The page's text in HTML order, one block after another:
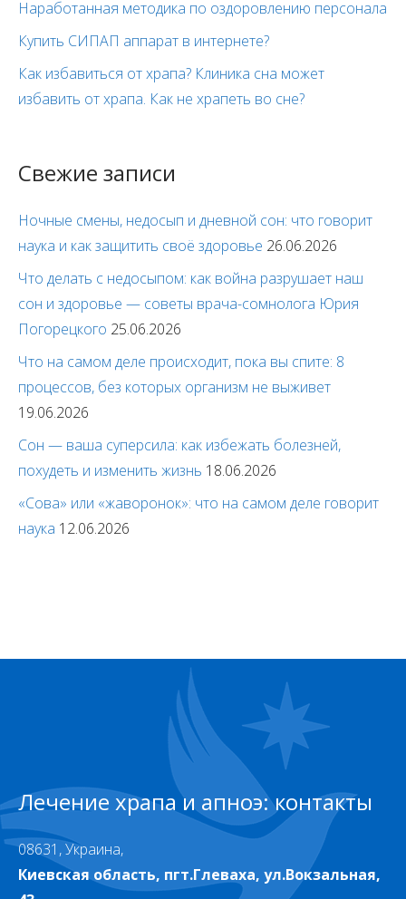
Наработанная методика по оздоровлению персонала
Купить СИПАП аппарат в интернете?
Как избавиться от храпа? Клиника сна может
избавить от храпа. Как не храпеть во сне?
Свежие записи
Ночные смены, недосып и дневной сон: что говорит
наука и как защитить своё здоровье 26.06.2026
Что делать с недосыпом: как война разрушает наш
сон и здоровье — советы врача-сомнолога Юрия
Погорецкого 25.06.2026
Что на самом деле происходит, пока вы спите: 8
процессов, без которых организм не выживет
19.06.2026
Сон — ваша суперсила: как избежать болезней,
похудеть и изменить жизнь 18.06.2026
«Сова» или «жаворонок»: что на самом деле говорит
наука 12.06.2026
Лечение храпа и апноэ: контакты
08631, Украина,
Киевская область, пгт.Глеваха, ул.Вокзальная,